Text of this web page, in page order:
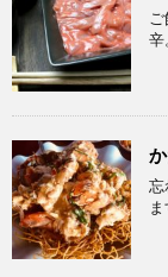
辛
忘